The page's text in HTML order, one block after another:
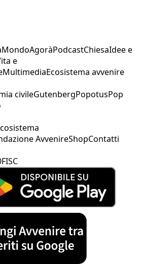
MondoAgoràPodcastChiesaIdee e
e
MultimediaEcosistema avvenire
civileGutenbergPopotusPop
AvvenireShopContatti
FISC